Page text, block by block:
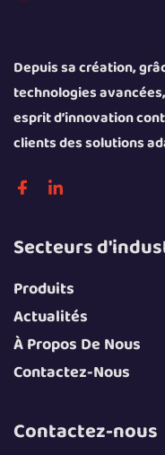
Depuis sa création,
technologies
esprit d’innovation
clients des solutions
Secteurs
Produits
Actualités
À Propos De Nous
Contactez-Nous
Contactez-nous